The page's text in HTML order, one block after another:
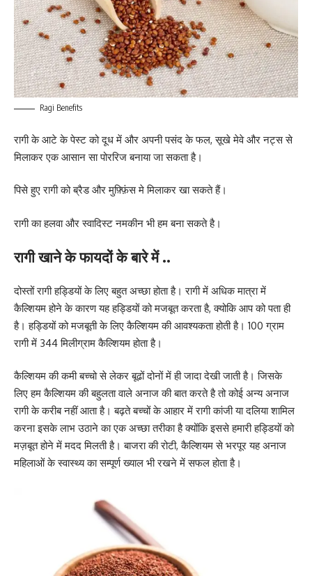
Ragi Benefits
रागी के आटे के पेस्ट को दूध में और अपनी पसंद के फल, सूखे मेवे और नट्स से
मिलाकर एक आसान सा पोररिज बनाया जा सकता है।
पिसे हुए रागी को ब्रैड और मुफ़्फ़िंस मे मिलाकर खा सकते हैं।
रागी का हलवा और स्वादिस्ट नमकीन भी हम बना सकते है।
रागी खाने के फायदों के बारे में ..
दोस्तों रागी हड्डियों के लिए बहुत अच्छा होता है। रागी में अधिक मात्रा में
कैल्शियम होने के कारण यह हड्डियों को मजबूत करता है, क्योकि आप को पता ही
है। हड्डियों को मजबूती के लिए कैल्शियम की आवश्यकता होती है। 100 ग्राम
रागी में 344 मिलीग्राम कैल्शियम होता है।
कैल्शियम की कमी बच्चो से लेकर बूढों दोनों में ही जादा देखी जाती है। जिसके
लिए हम कैल्शियम की बहुलता वाले अनाज की बात करते है तो कोई अन्य अनाज
रागी के करीब नहीं आता है। बढ़ते बच्चों के आहार में रागी कांजी या दलिया शामिल
करना इसके लाभ उठाने का एक अच्छा तरीका है क्योंकि इससे हमारी हड्डियों को
मज़बूत होने में मदद मिलती है। बाजरा की रोटी, कैल्शियम से भरपूर यह अनाज
महिलाओं के स्वास्थ्य का सम्पूर्ण ख्याल भी रखने में सफल होता है।